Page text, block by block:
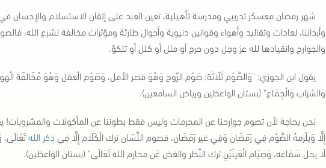
شهر رمضان معسكر تدريبي ومدرسة تأهيلية، تعين العبد على إتقان الاستسلام والإحسان في
وأبداننا، لعادات وتقاليد وأهواء وقوانين دنيوية وأحوال طارئة ومؤثرات مخالفة لشرع الله،
والجوارح وانقيادها لله عز وجل دون حرج أو ملل أو كلل أو تلكؤ.
يقول ابن الجوزي: "وَالصَّوْم ثَلَاثَة: صَوْم الرّوح وَهُوَ قصر الأمل، وَصَوْم الْعقل وَهُوَ مُخَالفَة
وَالشرَاب وَالْجِمَاع" (بستان الواعظين ورياض السامعين).
نحن بحاجة لأن تصوم جوارحنا عن المحرمات وليس فقط بطوننا عن المأكولات والمشروبات!
إِلَّا وَيلْزمهُ الصَّوْم فِي رَمَضَان وَفِي غير رَمَضَان، فصوم اللِّسَان ترك الْكَلَام إِلَّا فِي ذكر الله
لَا يحل سَمَاعه، وَصِيَام الْعَينَيْنِ ترك النّظر والغض عَن محارم الله تَعَالَى" (بستان الواعظين).